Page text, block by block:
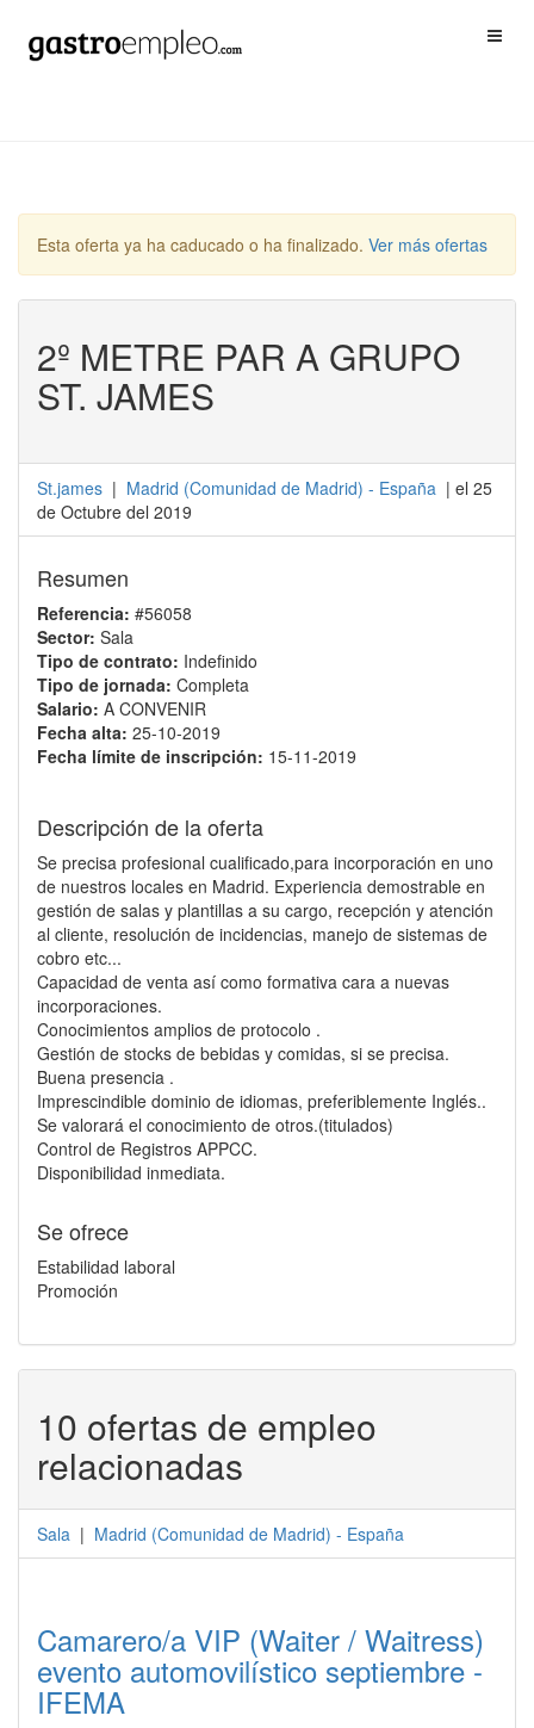
Esta oferta ya ha caducado o ha finalizado. Ver más ofertas
2º METRE PAR A GRUPO
ST. JAMES
St.james | Madrid (Comunidad de Madrid) - España | el 25
de Octubre del 2019
Resumen
Referencia: #56058
Sector: Sala
Tipo de contrato: Indefinido
Tipo de jornada: Completa
Salario: A CONVENIR
Fecha alta: 25-10-2019
Fecha límite de inscripción: 15-11-2019
Descripción de la oferta
Se precisa profesional cualificado,para incorporación en uno
de nuestros locales en Madrid. Experiencia demostrable en
gestión de salas y plantillas a su cargo, recepción y atención
al cliente, resolución de incidencias, manejo de sistemas de
cobro etc...
Capacidad de venta así como formativa cara a nuevas
incorporaciones.
Conocimientos amplios de protocolo .
Gestión de stocks de bebidas y comidas, si se precisa.
Buena presencia .
Imprescindible dominio de idiomas, preferiblemente Inglés..
Se valorará el conocimiento de otros.(titulados)
Control de Registros APPCC.
Disponibilidad inmediata.
Se ofrece
Estabilidad laboral
Promoción
10 ofertas de empleo
relacionadas
Sala | Madrid (Comunidad de Madrid) - España
Camarero/a VIP (Waiter / Waitress)
evento automovilístico septiembre -
IFEMA